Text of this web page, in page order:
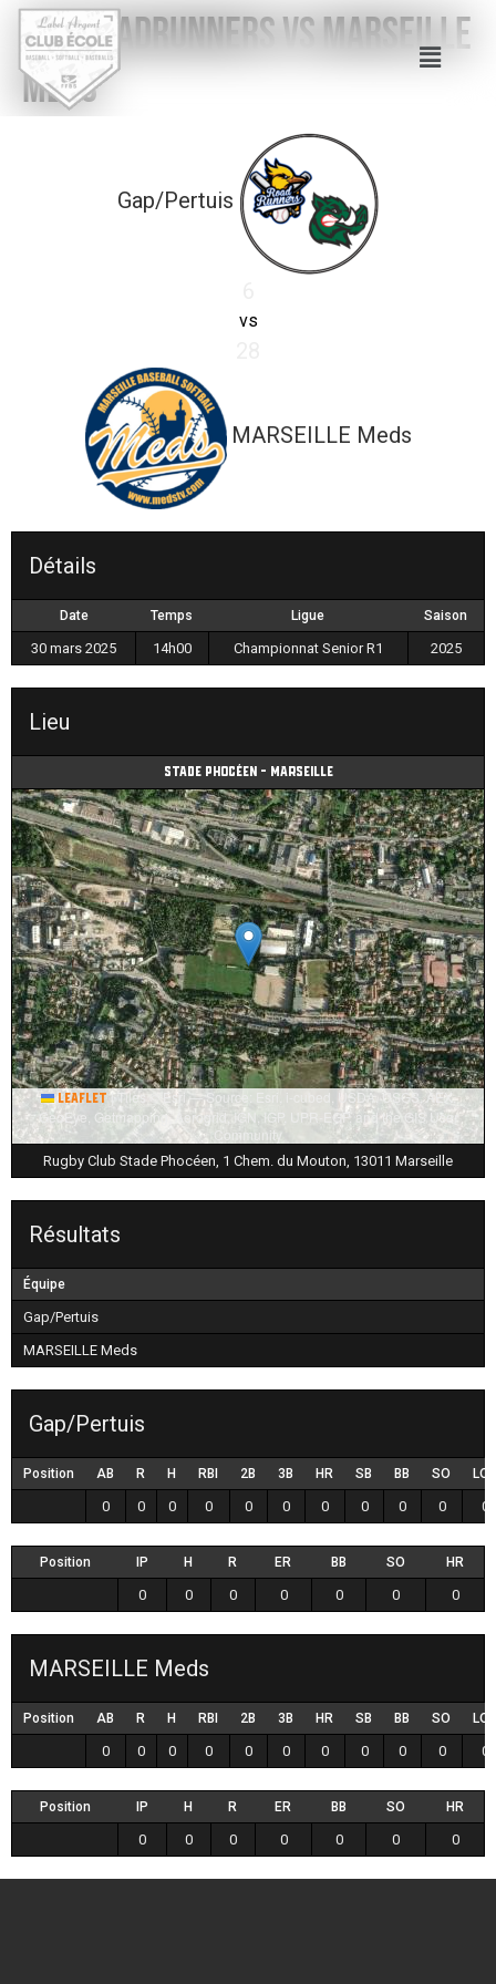
GAP Roadrunners vs MARSEILLE
Meds
Gap/Pertuis
vs
MARSEILLE Meds
Détails
Date Temps Ligue Saison
30 mars 2025 14h00 Championnat Senior R1 2025
Lieu
Stade Phocéen - Marseille
Leaflet |Tiles © Esri — Source: Esri, i-cubed, USDA, USGS, AEX,
GeoEye, Getmapping, Aerogrid, IGN, IGP, UPR-EGP, and the GIS User
Community
Rugby Club Stade Phocéen, 1 Chem. du Mouton, 13011 Marseille
Résultats
Équipe
Gap/Pertuis
MARSEILLE Meds
Gap/Pertuis
Position AB R H RBI 2B 3B HR SB BB SO LOB
0 0 0 0 0 0 0 0 0 0 0
Position IP H R ER BB SO HR
0 0 0 0 0 0 0
MARSEILLE Meds
Position AB R H RBI 2B 3B HR SB BB SO LOB
0 0 0 0 0 0 0 0 0 0 0
Position IP H R ER BB SO HR
0 0 0 0 0 0 0